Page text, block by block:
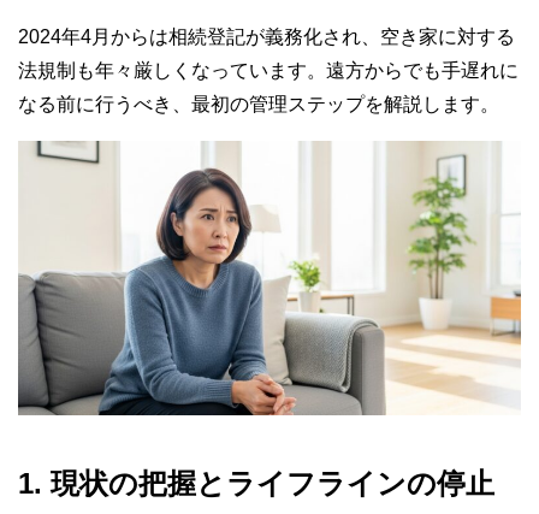
o
k
2024年4月からは相続登記が義務化され、空き家に対する
法規制も年々厳しくなっています。遠方からでも手遅れに
なる前に行うべき、最初の管理ステップを解説します。
1. 現状の把握とライフラインの停止